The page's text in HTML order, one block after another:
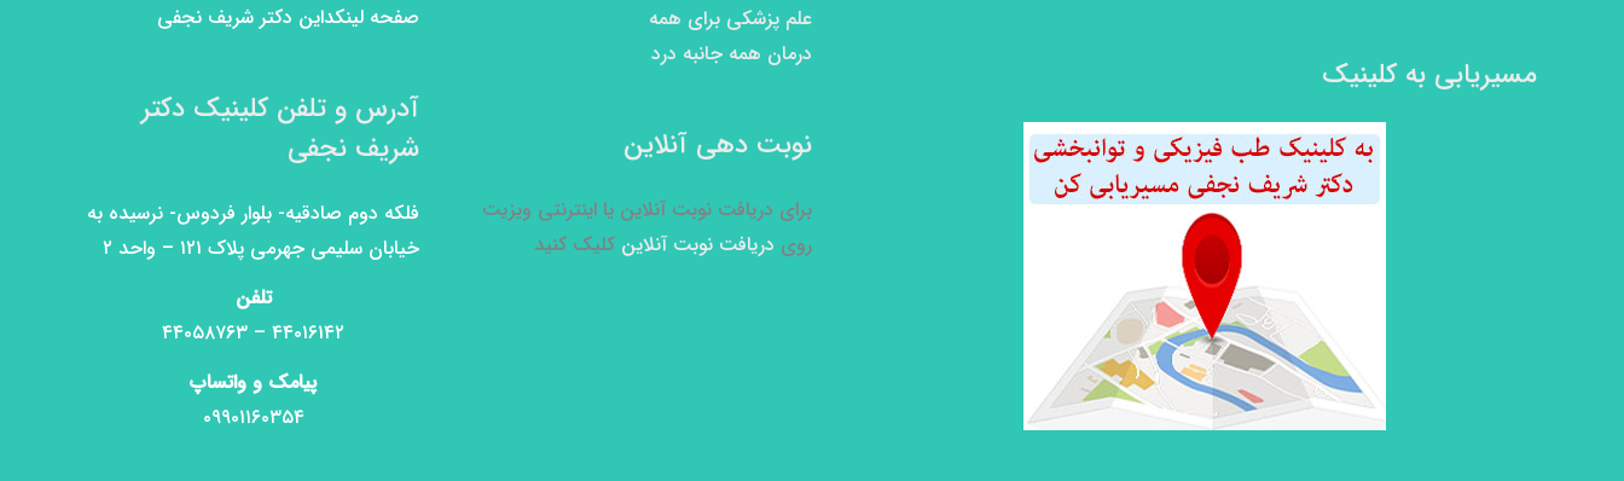
مسیریابی به کلینیک
علم پزشکی برای همه
درمان همه جانبه درد
نوبت دهی آنلاین
برای دریافت نوبت آنلاین یا اینترنتی ویزیت
روی دریافت نوبت آنلاین کلیک کنید
صفحه لینکداین دکتر شریف نجفی
آدرس و تلفن کلینیک دکتر
شریف نجفی
فلکه دوم صادقیه- بلوار فردوس- نرسیده به
خیابان سلیمی جهرمی پلاک ۱۲۱ – واحد ۲
تلفن
۴۴۰۱۶۱۴۲ – ۴۴۰۵۸۷۶۳
پیامک و واتساپ
۰۹۹۰۱۱۶۰۳۵۴